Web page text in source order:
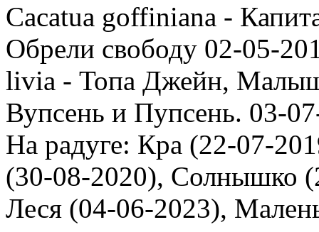
Cacatua goffiniana -
Обрели свободу 02-05-
livia - Топа Джейн,
Вупсень и Пупсень. 03-
На радуге: Кра (22-07-
(30-08-2020), Солнышко
Леся (04-06-2023),